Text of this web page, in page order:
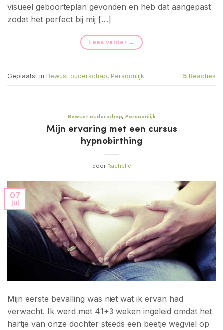
visueel geboorteplan gevonden en heb dat aangepast
zodat het perfect bij mij […]
Lees verder →
Geplaatst in Bewust ouderschap, Persoonlijk 5 Reacties
Bewust ouderschap, Persoonlijk
Mijn ervaring met een cursus
hypnobirthing
door Rachelle
07
jul
Mijn eerste bevalling was niet wat ik ervan had
verwacht. Ik werd met 41+3 weken ingeleid omdat het
hartje van onze dochter steeds een beetje wegviel op